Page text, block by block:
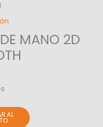
MANO 2D
AL